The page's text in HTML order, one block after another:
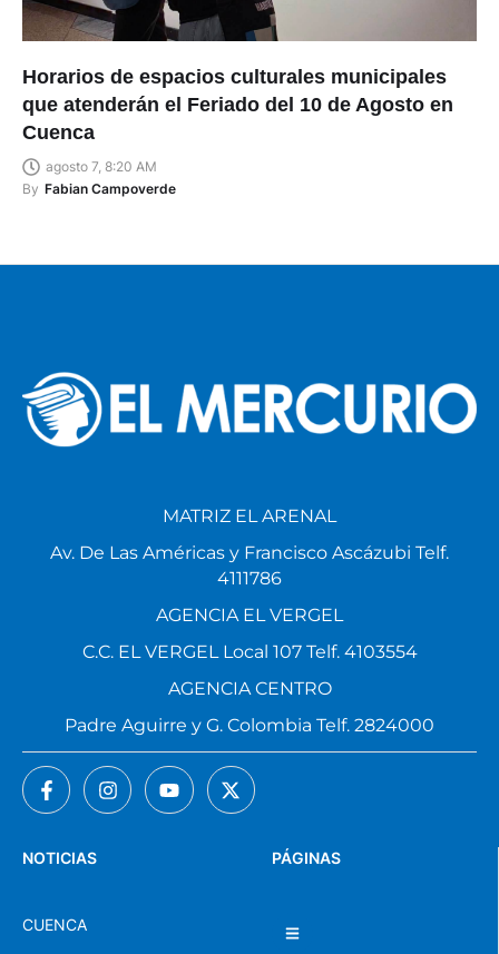
Horarios de espacios culturales municipales
que atenderán el Feriado del 10 de Agosto en
Cuenca
agosto 7, 8:20 AM
By Fabian Campoverde
PÁGINAS
NOTICIAS
CUENCA
MATRIZ EL ARENAL
Av. De Las Américas y Francisco Ascázubi Telf.
4111786
AGENCIA EL VERGEL
C.C. EL VERGEL Local 107 Telf. 4103554
AGENCIA CENTRO
Padre Aguirre y G. Colombia Telf. 2824000